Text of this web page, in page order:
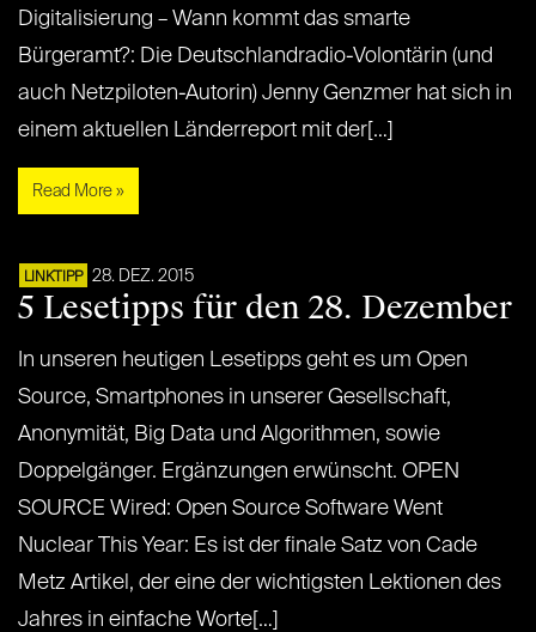
Digitalisierung – Wann kommt das smarte
Bürgeramt?: Die Deutschlandradio-Volontärin (und
auch Netzpiloten-Autorin) Jenny Genzmer hat sich in
einem aktuellen Länderreport mit der[…]
Read More »
LINKTIPP 28. DEZ. 2015
5 Lesetipps für den 28. Dezember
In unseren heutigen Lesetipps geht es um Open
Source, Smartphones in unserer Gesellschaft,
Anonymität, Big Data und Algorithmen, sowie
Doppelgänger. Ergänzungen erwünscht. OPEN
SOURCE Wired: Open Source Software Went
Nuclear This Year: Es ist der finale Satz von Cade
Metz Artikel, der eine der wichtigsten Lektionen des
Jahres in einfache Worte[…]